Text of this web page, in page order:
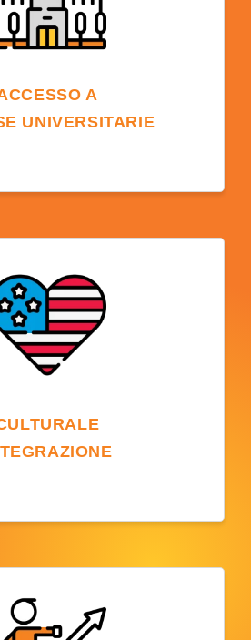
A
UNIVERSITARIE
sono a disposizione degli
andando oltre le
linguistiche.
a eventi, fare nuove
degli Stati Uniti.